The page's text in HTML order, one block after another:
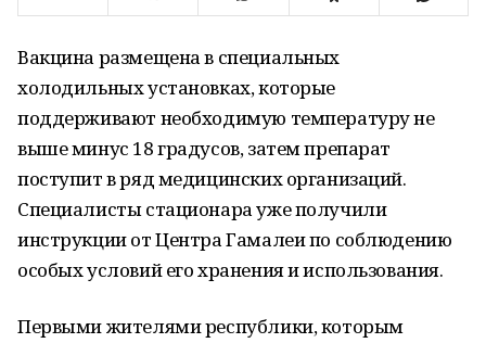
Вакцина размещена в специальных
холодильных установках, которые
поддерживают необходимую температуру не
выше минус 18 градусов, затем препарат
поступит в ряд медицинских организаций.
Специалисты стационара уже получили
инструкции от Центра Гамалеи по соблюдению
особых условий его хранения и использования.
Первыми жителями республики, которым